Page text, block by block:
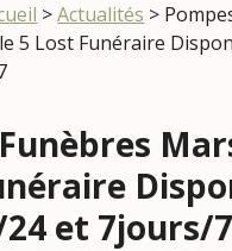
>Actualités >
5 Lost Funéraire
et 7jours/7